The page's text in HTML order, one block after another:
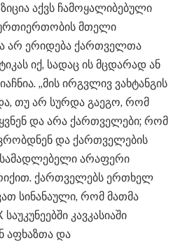
აქვს ჩამოყალიბებული
მთელი
არ ერიდება ქართველთა
იქ, სადაც ის მცდარად ან
„მის ირგვლივ ვახტანგის
თუ არ სურდა გაეგო, რომ
და არა ქართველები; რომ
და ქართველების
არაფერი
ქართველებს ერთხელ
სინანაული, რომ მათმა
კავკასიაში
აფხაზთა და